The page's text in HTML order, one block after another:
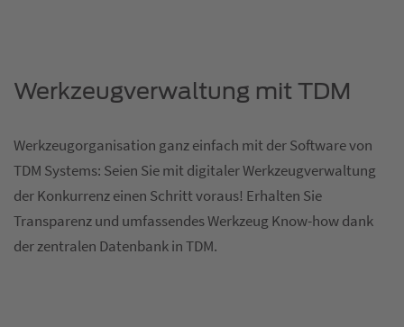
Werkzeugverwaltung mit TDM
Werkzeugorganisation ganz einfach mit der Software von
TDM Systems: Seien Sie mit digitaler Werkzeugverwaltung
der Konkurrenz einen Schritt voraus! Erhalten Sie
Transparenz und umfassendes Werkzeug Know-how dank
der zentralen Datenbank in TDM.